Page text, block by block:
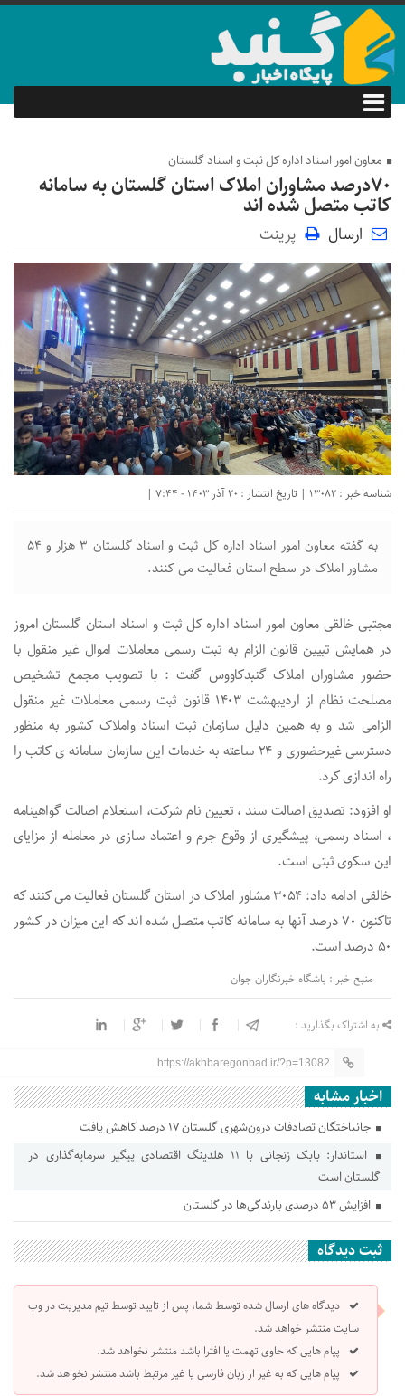
معاون امور اسناد اداره کل ثبت و اسناد گلستان
۷٠درصد مشاوران املاک استان گلستان به سامانه
کاتب متصل شده اند
ارسال پرینت
شناسه خبر : 13082 | تاریخ انتشار : 20 آذر 1403 - 7:44 |
به گفته معاون امور اسناد اداره کل ثبت و اسناد گلستان ۳ هزار و ۵۴
مشاور املاک در سطح استان فعالیت می کنند.
مجتبی خالقی معاون امور اسناد اداره کل ثبت و اسناد استان گلستان امروز
در همایش تبیین قانون الزام به ثبت رسمی معاملات اموال غیر منقول با
حضور مشاوران املاک گنبدکاووس گفت : با تصویب مجمع تشخیص
مصلحت نظام از اردیبهشت ۱۴٠۳ قانون ثبت رسمی معاملات غیر منقول
الزامی شد و به همین دلیل سازمان ثبت اسناد واملاک کشور به منظور
دسترسی غیرحضوری و ۲۴ ساعته به خدمات این سازمان سامانه ی کاتب را
راه اندازی کرد.
او افزود: تصدیق اصالت سند ، تعیین نام شرکت، استعلام اصالت گواهینامه
، اسناد رسمی، پیشگیری از وقوع جرم و اعتماد سازی در معامله از مزایای
این سکوی ثبتی است.
خالقی ادامه داد: ۳٠۵۴ مشاور املاک در استان گلستان فعالیت می کنند که
تاکنون ۷٠ درصد آنها به سامانه کاتب متصل شده اند که این میزان در کشور
۵٠ درصد است.
منبع خبر : باشگاه خبرنگاران جوان
به اشتراک بگذارید :
https://akhbaregonbad.ir/?p=13082
اخبار مشابه
جانباختگان تصادفات درون‌شهری گلستان ۱۷ درصد کاهش یافت
استاندار: بابک زنجانی با ۱۱ هلدینگ اقتصادی پیگیر سرمایه‌گذاری در
گلستان است
افزایش ۵۳ درصدی بارندگی‌ها در گلستان
ثبت دیدگاه
دیدگاه های ارسال شده توسط شما، پس از تایید توسط تیم مدیریت در وب
سایت منتشر خواهد شد.
پیام هایی که حاوی تهمت یا افترا باشد منتشر نخواهد شد.
پیام هایی که به غیر از زبان فارسی یا غیر مرتبط باشد منتشر نخواهد شد.